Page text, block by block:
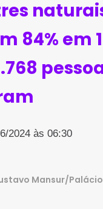
84% em
2024 às 06:30
Mansur/